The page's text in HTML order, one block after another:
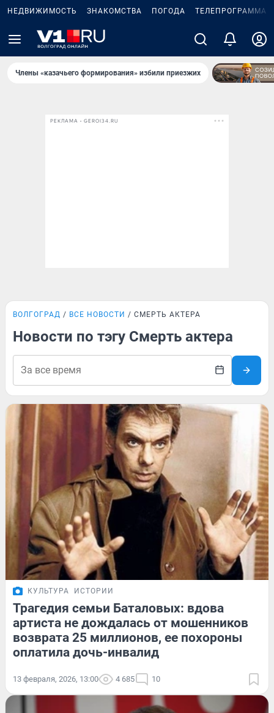
НЕДВИЖИМОСТЬ ЗНАКОМСТВА ПОГОДА ТЕЛЕПРОГРАММА
Члены «казачьего формирования» избили приезжих
РЕКЛАМА • GEROI34.RU
ВОЛГОГРАД ВСЕ НОВОСТИ СМЕРТЬ АКТЕРА
Новости по тэгу Смерть актера
КУЛЬТУРА ИСТОРИИ
Трагедия семьи Баталовых: вдова
артиста не дождалась от мошенников
возврата 25 миллионов, ее похороны
оплатила дочь-инвалид
13 февраля, 2026, 13:00 4 685 10